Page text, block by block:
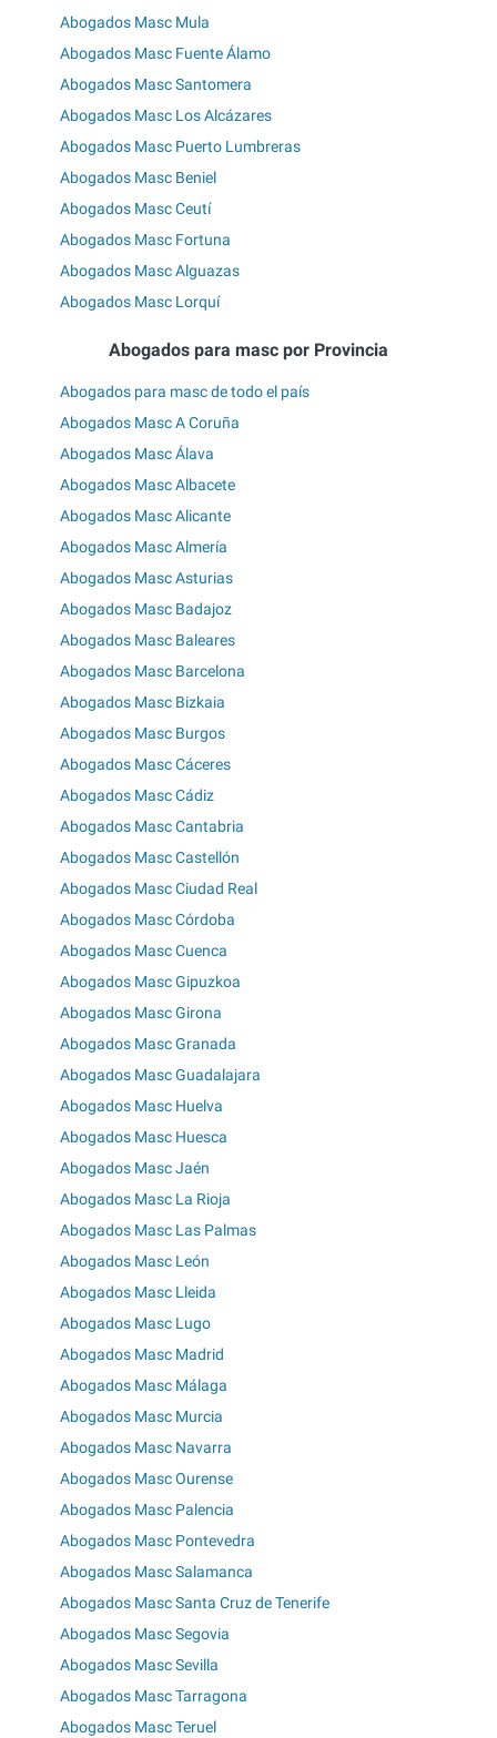
Abogados Masc Mula
Abogados Masc Fuente Álamo
Abogados Masc Santomera
Abogados Masc Los Alcázares
Abogados Masc Puerto Lumbreras
Abogados Masc Beniel
Abogados Masc Ceutí
Abogados Masc Fortuna
Abogados Masc Alguazas
Abogados Masc Lorquí
Abogados para masc por Provincia
Abogados para masc de todo el país
Abogados Masc A Coruña
Abogados Masc Álava
Abogados Masc Albacete
Abogados Masc Alicante
Abogados Masc Almería
Abogados Masc Asturias
Abogados Masc Badajoz
Abogados Masc Baleares
Abogados Masc Barcelona
Abogados Masc Bizkaia
Abogados Masc Burgos
Abogados Masc Cáceres
Abogados Masc Cádiz
Abogados Masc Cantabria
Abogados Masc Castellón
Abogados Masc Ciudad Real
Abogados Masc Córdoba
Abogados Masc Cuenca
Abogados Masc Gipuzkoa
Abogados Masc Girona
Abogados Masc Granada
Abogados Masc Guadalajara
Abogados Masc Huelva
Abogados Masc Huesca
Abogados Masc Jaén
Abogados Masc La Rioja
Abogados Masc Las Palmas
Abogados Masc León
Abogados Masc Lleida
Abogados Masc Lugo
Abogados Masc Madrid
Abogados Masc Málaga
Abogados Masc Murcia
Abogados Masc Navarra
Abogados Masc Ourense
Abogados Masc Palencia
Abogados Masc Pontevedra
Abogados Masc Salamanca
Abogados Masc Santa Cruz de Tenerife
Abogados Masc Segovia
Abogados Masc Sevilla
Abogados Masc Tarragona
Abogados Masc Teruel